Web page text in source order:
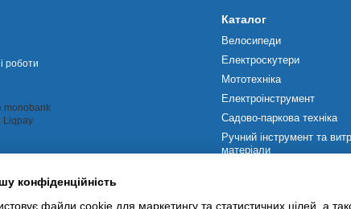
роботи
Каталог
Велосипеди
Електроскутери
Мототехніка
Електроінструмент
Садово-паркова техніка
Ручний інструмент та
матеріали
конфіденційність
файли cookie для маркетингу та статистичних цілей, а